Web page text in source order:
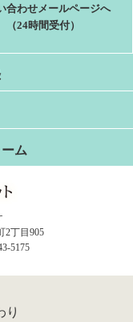
合わせメールページへ
（24時間受付）
ム
2丁目905
5175
り